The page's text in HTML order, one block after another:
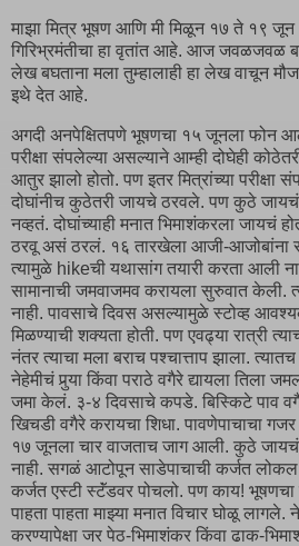
माझा मित्र भूषण आणि मी मिळून १७ ते १९
गिरिभ्रमंतीचा हा वृतांत आहे. आज जवळजवळ
लेख बघताना मला तुम्हालाही हा लेख वाचून
इथे देत आहे.
अगदी अनपेक्षितपणे भूषणचा १५ जूनला फोन
परीक्षा संपलेल्या असल्याने आम्ही दोघेही
आतुर झालो होतो. पण इतर मित्रांच्या परीक्षा
दोघांनीच कुठेतरी जायचे ठरवले. पण कुठे
नव्हतं. दोघांच्याही मनात भिमाशंकरला जायचं
ठरवू असं ठरलं. १६ तारखेला आजी-आजोबांना
त्यामुळे hikeची यथासांग तयारी करता आली
सामानाची जमवाजमव करायला सुरुवात केली.
नाही. पावसाचे दिवस असल्यामुळे स्टोव्ह
मिळण्याची शक्यता होती. पण एवढ्या रात्री
नंतर त्याचा मला बराच पश्चात्ताप झाला.
नेहेमीचं पुर्‍या किंवा पराठे वगैरे द्यायला तिला
जमा केलं. ३-४ दिवसाचे कपडे. बिस्किटे पाव
खिचडी वगैरे करायचा शिधा. पावणेपाचाचा
१७ जूनला चार वाजताच जाग आली. कुठे
नाही. सगळं आटोपून साडेपाचाची कर्जत
कर्जत एस्टी स्टॅंडवर पोचलो. पण काय! भूषणचा
पाहता पाहता माझ्या मनात विचार घोळू
करण्यापेक्षा जर पेठ-भिमाशंकर किंवा ढाक-